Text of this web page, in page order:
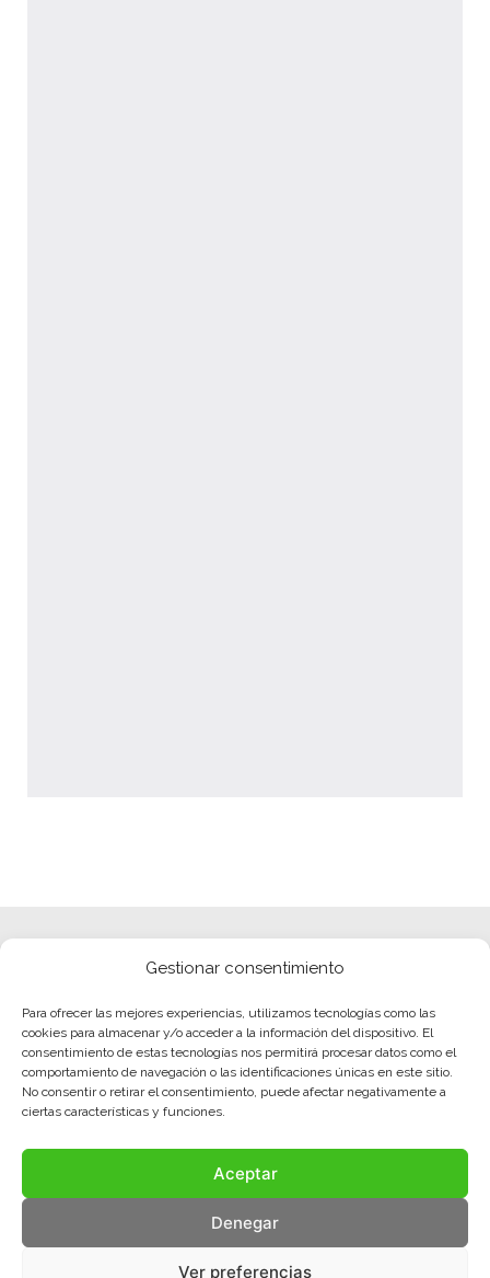
Gestionar consentimiento
Para ofrecer las mejores experiencias, utilizamos tecnologías como las
cookies para almacenar y/o acceder a la información del dispositivo. El
consentimiento de estas tecnologías nos permitirá procesar datos como el
comportamiento de navegación o las identificaciones únicas en este sitio.
No consentir o retirar el consentimiento, puede afectar negativamente a
ciertas características y funciones.
Aceptar
Denegar
Ver preferencias